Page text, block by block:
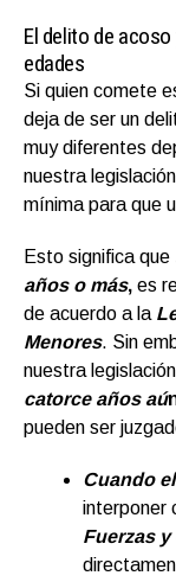
El delito de
edades
Si quien comete
deja de ser un
muy diferentes
nuestra
mínima para que
Esto significa que
años o más, es
de acuerdo a la
Menores. Sin
nuestra
catorce años aú
pueden ser
Cuando
interponer
Fuerzas